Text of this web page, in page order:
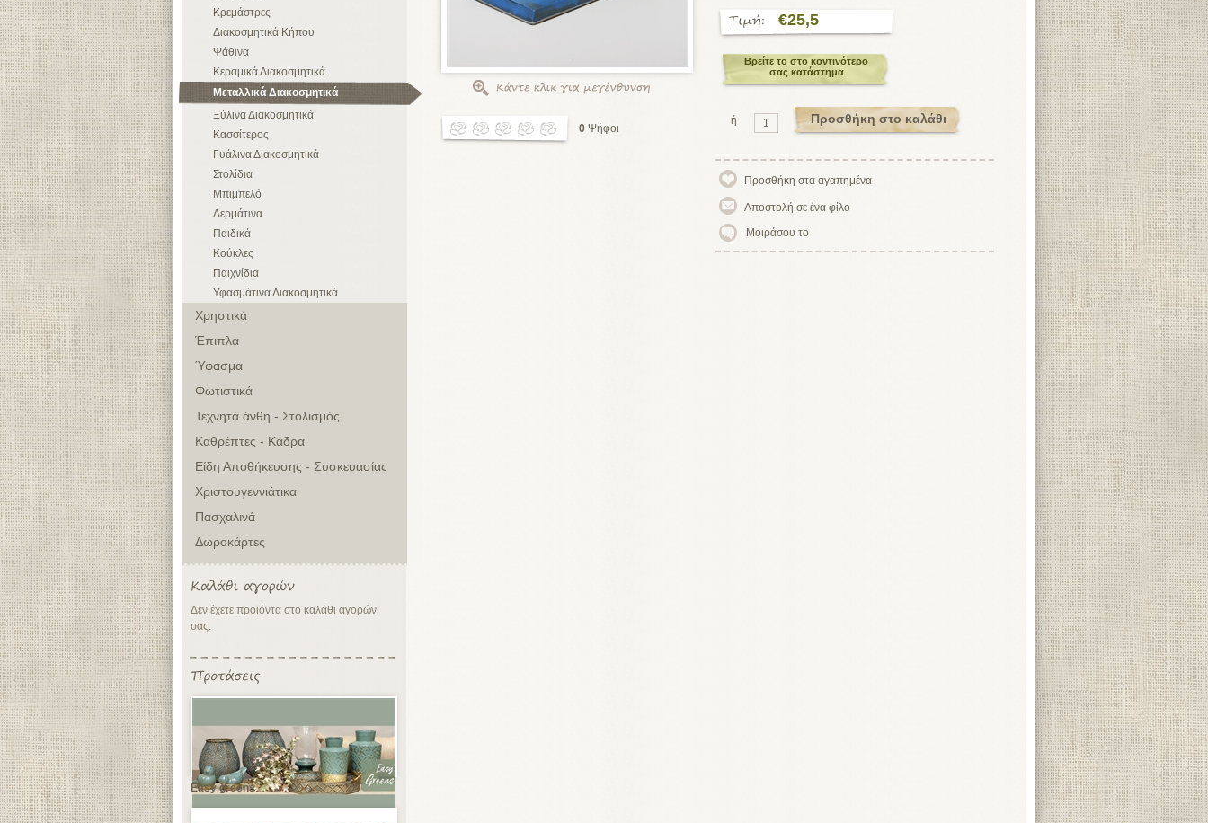
Κρεμάστρες
Διακοσμητικά Κήπου
Ψάθινα
Κεραμικά Διακοσμητικά
Μεταλλικά Διακοσμητικά
Ξύλινα Διακοσμητικά
Κασσίτερος
Γυάλινα Διακοσμητικά
Στολίδια
Μπιμπελό
Δερμάτινα
Παιδικά
Κούκλες
Παιχνίδια
Υφασμάτινα Διακοσμητικά
Χρηστικά
Έπιπλα
Ύφασμα
Φωτιστικά
Τεχνητά άνθη - Στολισμός
Καθρέπτες - Κάδρα
Είδη Αποθήκευσης - Συσκευασίας
Χριστουγεννιάτικα
Πασχαλινά
Δωροκάρτες
Δεν έχετε προϊόντα στο καλάθι αγορών
σας.
Easy greens
0 Ψήφοι
€25,5
Βρείτε το στο κοντινότερο
σας κατάστημα
ή
Μοιράσου το